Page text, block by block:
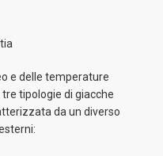
e delle temperature
tipologie di giacche
da un diverso